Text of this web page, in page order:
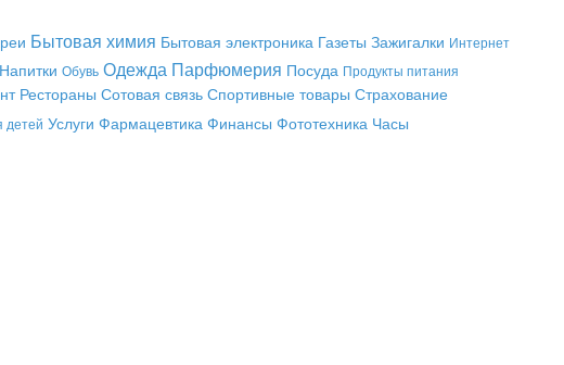
Бытовая химия Бытовая электроника Газеты Зажигалки Интернет
Напитки Обувь Одежда Парфюмерия Посуда Продукты питания
Рестораны Сотовая связь Спортивные товары Страхование
детей Услуги Фармацевтика Финансы Фототехника Часы